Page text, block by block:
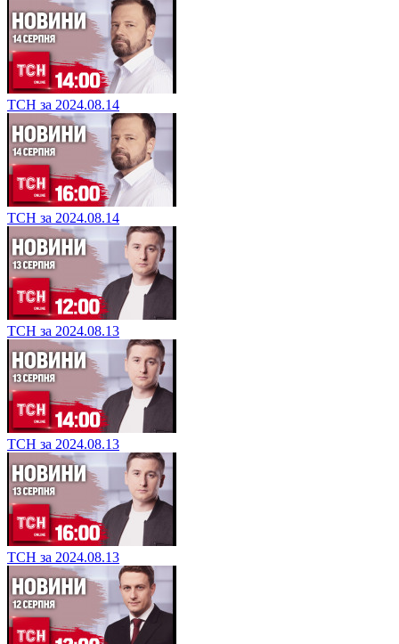
ТСН за 2024.08.14
ТСН за 2024.08.14
ТСН за 2024.08.13
ТСН за 2024.08.13
ТСН за 2024.08.13